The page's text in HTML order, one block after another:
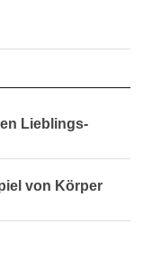
Lieblings-
von Körper